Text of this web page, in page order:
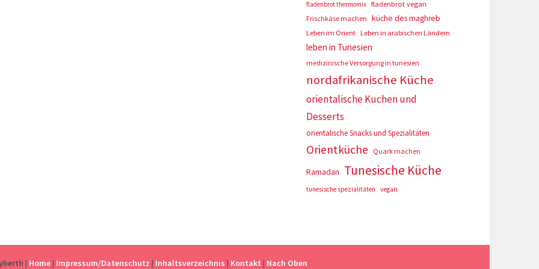
fladenbrot thermomix fladenbrot vegan
Frischkäse machen küche des maghreb
Leben im Orient Leben in arabischen Ländern
leben in Tunesien
medizinische Versorgung in tunesien
nordafrikanische Küche
orientalische Kuchen und
Desserts
orientalische Snacks und Spezialitäten
Orientküche Quark machen
Ramadan Tunesische Küche
tunesische spezialitäten vegan
| Home| Impressum/Datenschutz | Inhaltsverzeichnis | Kontakt | Nach Oben